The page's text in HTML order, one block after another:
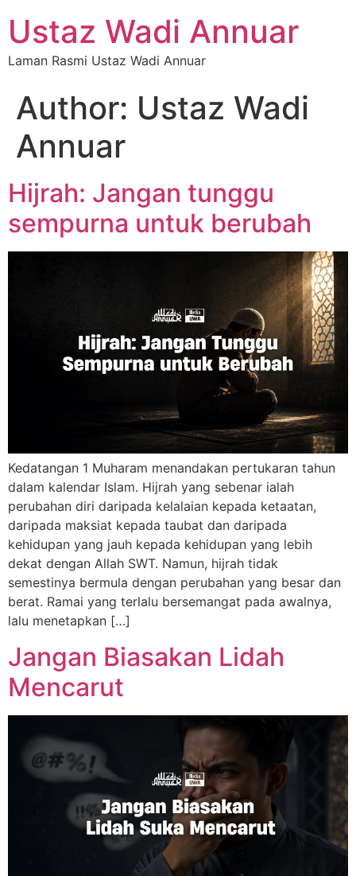
Ustaz Wadi Annuar
Laman Rasmi Ustaz Wadi Annuar
Author: Ustaz Wadi
Annuar
Hijrah: Jangan tunggu
sempurna untuk berubah
Kedatangan 1 Muharam menandakan pertukaran tahun
dalam kalendar Islam. Hijrah yang sebenar ialah
perubahan diri daripada kelalaian kepada ketaatan,
daripada maksiat kepada taubat dan daripada
kehidupan yang jauh kepada kehidupan yang lebih
dekat dengan Allah SWT. Namun, hijrah tidak
semestinya bermula dengan perubahan yang besar dan
berat. Ramai yang terlalu bersemangat pada awalnya,
lalu menetapkan […]
Jangan Biasakan Lidah
Mencarut